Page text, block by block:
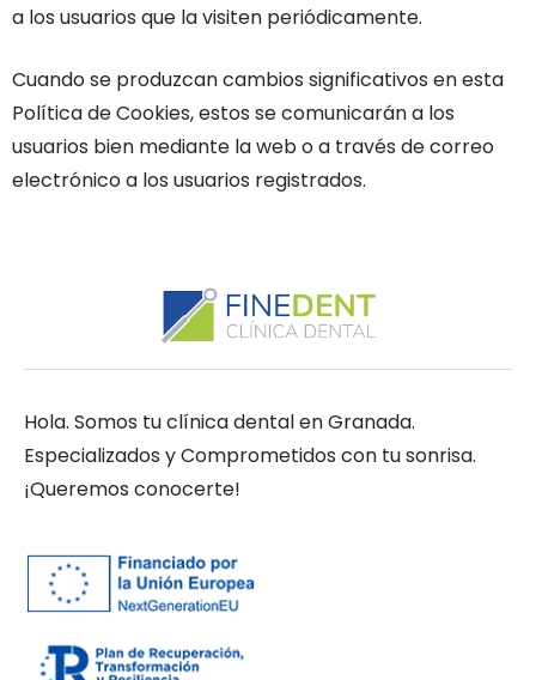
a los usuarios que la visiten periódicamente.
Cuando se produzcan cambios significativos en esta
Política de Cookies, estos se comunicarán a los
usuarios bien mediante la web o a través de correo
electrónico a los usuarios registrados.
Hola. Somos tu clínica dental en Granada.
Especializados y Comprometidos con tu sonrisa.
¡Queremos conocerte!